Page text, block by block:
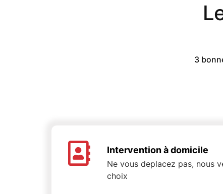
3
Intervention à domicile
Ne vous deplacez pas, nous
choix